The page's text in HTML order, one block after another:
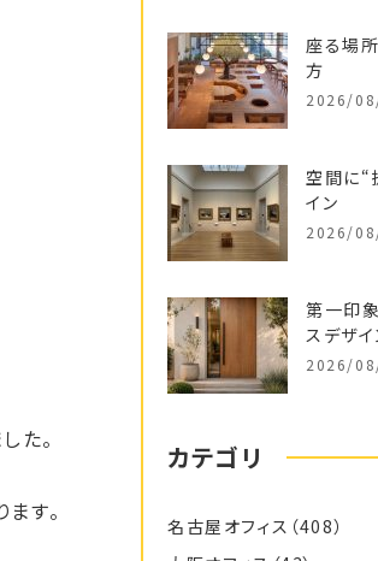
た。
す。
座る場
方
2026/
空間に“
イン
2026/
第一印
スデザイ
2026/
カテゴリ
名古屋オフィス （408）